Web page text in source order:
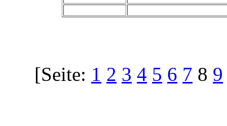
[Seite: 1 2 3 4 5 6 7 8 9